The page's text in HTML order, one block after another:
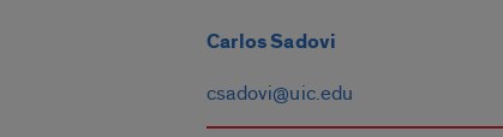
Carlos Sadovi
csadovi@uic.edu